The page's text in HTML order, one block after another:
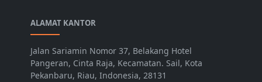
ALAMAT KANTOR
Jalan Sariamin Nomor 37, Belakang Hotel
Pangeran, Cinta Raja, Kecamatan. Sail, Kota
Pekanbaru, Riau, Indonesia, 28131